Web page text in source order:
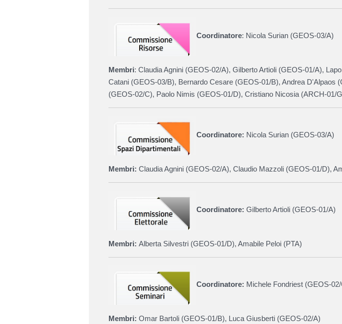
Coordinatore: Nicola Surian (GEOS-03/A)
Membri: Claudia Agnini (GEOS-02/A), Gilberto Artioli (GEOS-01/A),
Catani (GEOS-03/B), Bernardo Cesare (GEOS-01/B), Andrea D'Alpaos (
(GEOS-02/C), Paolo Nimis (GEOS-01/D), Cristiano Nicosia (ARCH-01/G
Coordinatore: Nicola Surian (GEOS-03/A)
Membri: Claudia Agnini (GEOS-02/A), Claudio Mazzoli (GEOS-01/D),
Coordinatore: Gilberto Artioli (GEOS-01/A)
Membri: Alberta Silvestri (GEOS-01/D), Amabile Peloi (PTA)
Coordinatore: Michele Fondriest (GEOS-02/
Membri: Omar Bartoli (GEOS-01/B), Luca Giusberti (GEOS-02/A)